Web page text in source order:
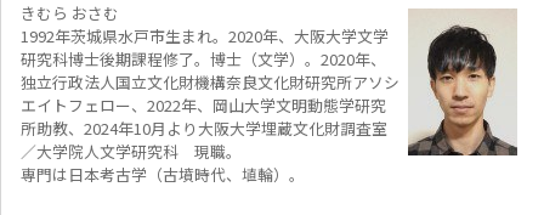
きむら おさむ
1992年茨城県水戸市生まれ。2020年、大阪大学文学
研究科博士後期課程修了。博士（文学）。2020年、
独立行政法人国立文化財機構奈良文化財研究所アソシ
エイトフェロー、2022年、岡山大学文明動態学研究
所助教、2024年10月より大阪大学埋蔵文化財調査室
／大学院人文学研究科 現職。
専門は日本考古学（古墳時代、埴輪）。